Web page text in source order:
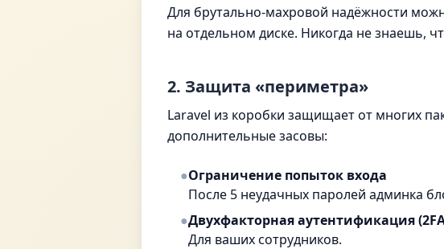
Для брутально-махровой надёжности
на отдельном диске. Никогда не знаешь,
2. Защита «периметра»
Laravel из коробки защищает от многих
дополнительные засовы:
●Ограничение попыток входа
После 5 неудачных паролей админка
●Двухфакторная аутентификация
Для ваших сотрудников.